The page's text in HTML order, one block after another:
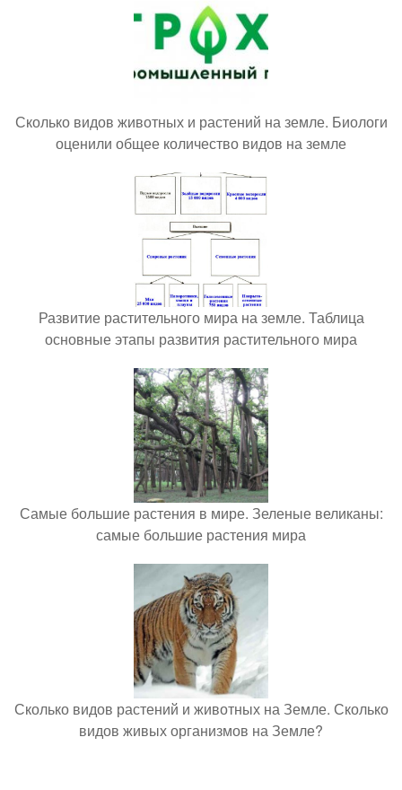
Сколько видов животных и растений на земле. Биологи
оценили общее количество видов на земле
Развитие растительного мира на земле. Таблица
основные этапы развития растительного мира
Самые большие растения в мире. Зеленые великаны:
самые большие растения мира
Сколько видов растений и животных на Земле. Сколько
видов живых организмов на Земле?